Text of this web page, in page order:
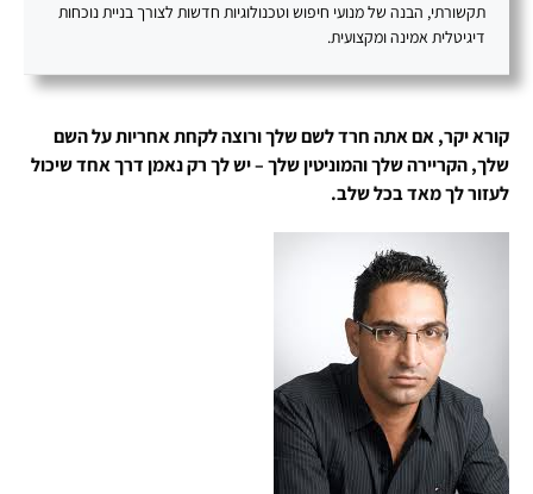
תקשורתי, הבנה של מנועי חיפוש וטכנולוגיות חדשות לצורך בניית נוכחות
דיגיטלית אמינה ומקצועית.
קורא יקר, אם אתה חרד לשם שלך ורוצה לקחת אחריות על השם
שלך, הקריירה שלך והמוניטין שלך – יש לך רק נאמן דרך אחד שיכול
לעזור לך מאד בכל שלב.